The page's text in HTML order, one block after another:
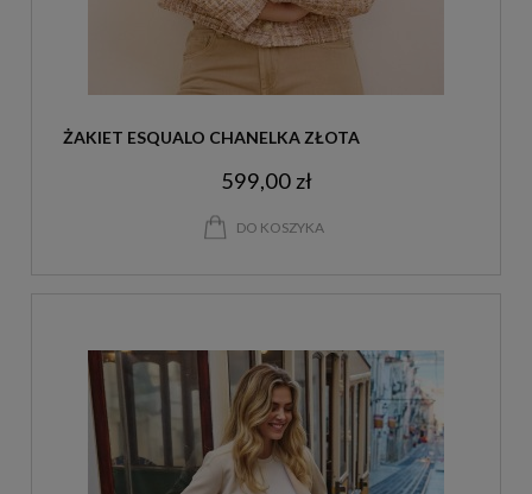
ŻAKIET ESQUALO CHANELKA ZŁOTA
599,00 zł
DO KOSZYKA